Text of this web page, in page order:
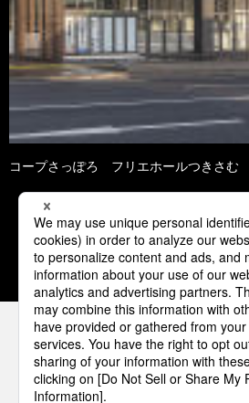
コープさっぽろ フリエホールつきさむ
3 4 5
パナソニックの電気設備